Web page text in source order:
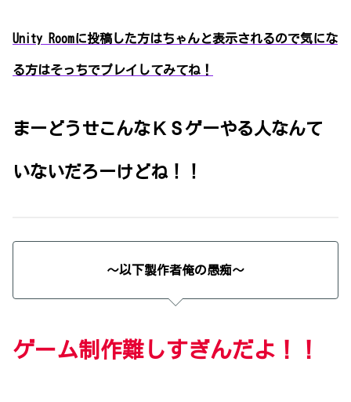
Unity Roomに投稿した方はちゃんと表示されるので気にな
る方はそっちでプレイしてみてね！
まーどうせこんなＫＳゲーやる人なんて
いないだろーけどね！！
～以下製作者俺の愚痴～
ゲーム制作難しすぎんだよ！！